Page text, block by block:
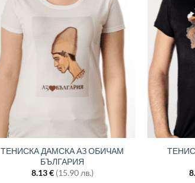
ТЕНИСКА ДАМСКА АЗ ОБИЧАМ
БЪЛГАРИЯ
8.13€ (15.90 лв.)